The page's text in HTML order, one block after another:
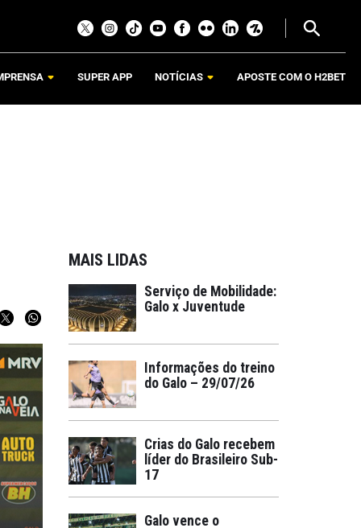
SUPER APP NOTÍCIAS APOSTE COM O H2BET
MAIS LIDAS
Serviço de Mobilidade:
Galo x Juventude
Informações do treino
do Galo – 29/07/26
Crias do Galo recebem
líder do Brasileiro Sub-
17
Galo vence o